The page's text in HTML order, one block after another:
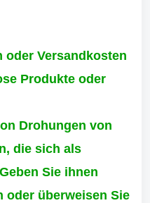
Versandkosten
Produkte oder
Drohungen von
die sich als
Sie ihnen
oder überweisen Sie